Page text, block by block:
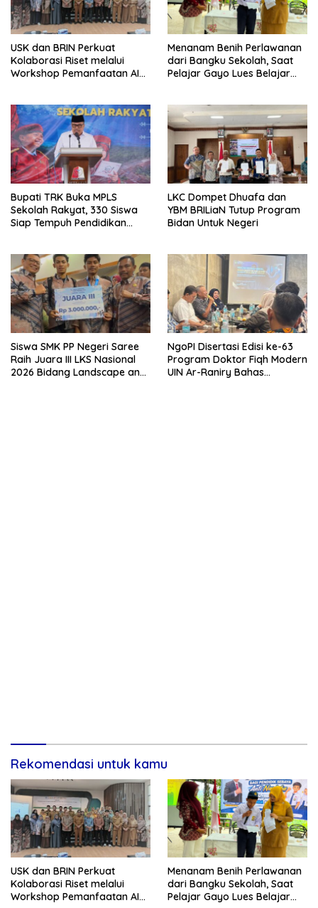
USK dan BRIN Perkuat
Kolaborasi Riset melalui
Workshop Pemanfaatan AI
Menanam Benih Perlawanan
dari Bangku Sekolah, Saat
Pelajar Gayo Lues Belajar
Bupati TRK Buka MPLS
Sekolah Rakyat, 330 Siswa
Siap Tempuh Pendidikan
LKC Dompet Dhuafa dan
YBM BRILiaN Tutup Program
Bidan Untuk Negeri
Siswa SMK PP Negeri Saree
Raih Juara III LKS Nasional
2026 Bidang Landscape and
NgoPI Disertasi Edisi ke-63
Program Doktor Fiqh Modern
UIN Ar-Raniry Bahas
Rekomendasi untuk kamu
USK dan BRIN Perkuat
Kolaborasi Riset melalui
Workshop Pemanfaatan AI
Menanam Benih Perlawanan
dari Bangku Sekolah, Saat
Pelajar Gayo Lues Belajar